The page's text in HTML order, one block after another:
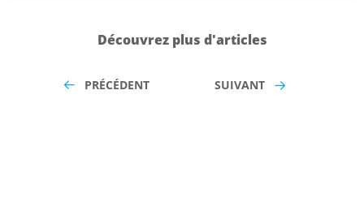
Découvrez plus d'articles
PRÉCÉDENT SUIVANT